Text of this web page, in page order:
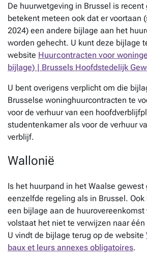
De huurwetgeving in Brussel is
betekent meteen ook dat er voortaan
2024) een andere bijlage aan het
worden gehecht. U kunt deze bijlage
website Huurcontracten voor
bijlage) | Brussels Hoofdstedelijk
U bent overigens verplicht om die
Brusselse woninghuurcontracten te
voor de verhuur van een
studentenkamer als voor de verhuur
verblijf.
Wallonië
Is het huurpand in het Waalse
eenzelfde regeling als in Brussel.
een bijlage aan de huurovereenkomst
volstaat het niet te verwijzen naar
U vindt de bijlage terug op de website
baux et leurs annexes obligatoires.